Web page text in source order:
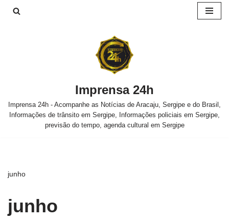
Imprensa 24h
Imprensa 24h - Acompanhe as Notícias de Aracaju, Sergipe e do Brasil,
Informações de trânsito em Sergipe, Informações policiais em Sergipe,
previsão do tempo, agenda cultural em Sergipe
junho
junho